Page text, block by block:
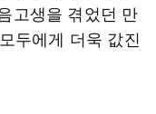
고생을 겪었던 만
두에게 더욱 값진